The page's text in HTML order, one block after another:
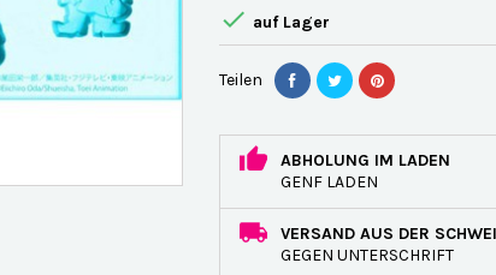
 auf Lager
Teilen
ABHOLUNG IM LADEN
GENF LADEN
VERSAND AUS DER
GEGEN UNTERSCHRIFT